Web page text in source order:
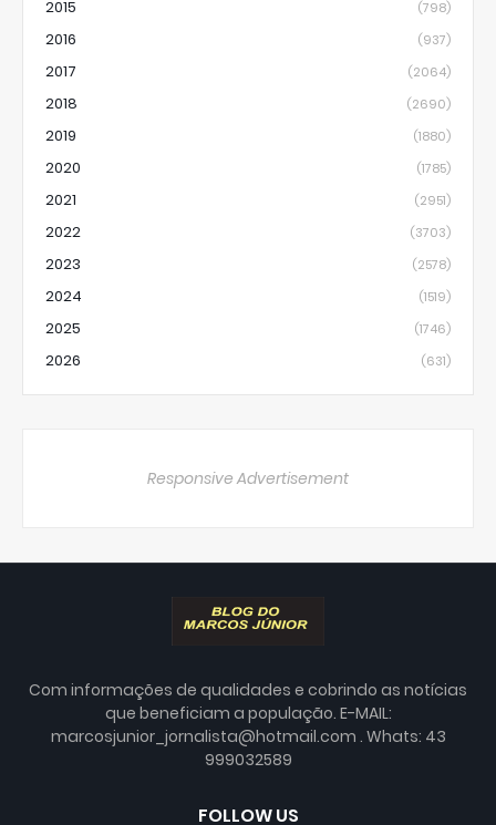
2015 (798)
2016 (937)
2017 (2064)
2018 (2690)
2019 (1880)
2020 (1785)
2021 (2951)
2022 (3703)
2023 (2578)
2024 (1519)
2025 (1746)
2026 (631)
Responsive Advertisement
Com informações de qualidades e cobrindo as notícias
que beneficiam a população. E-MAIL:
marcosjunior_jornalista@hotmail.com . Whats: 43
999032589
FOLLOW US